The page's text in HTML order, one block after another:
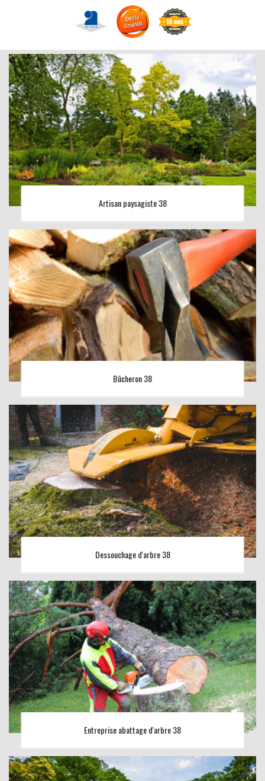
Artisan paysagiste 38
Bûcheron 38
Dessouchage d'arbre 38
Entreprise abattage d'arbre 38